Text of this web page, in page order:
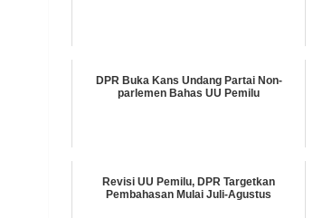
DPR Buka Kans Undang Partai Non-
parlemen Bahas UU Pemilu
Revisi UU Pemilu, DPR Targetkan
Pembahasan Mulai Juli-Agustus